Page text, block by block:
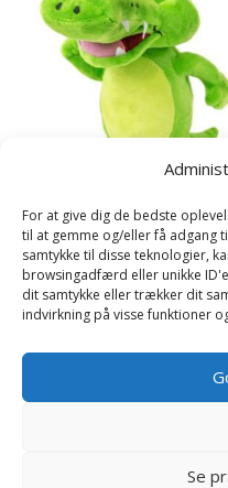
For at give dig de bedste
til at gemme og/eller få adgang
samtykke til disse teknologier,
browsingadfærd eller unikke
dit samtykke eller trækker dit
indvirkning på visse funktioner
Se
Arne Alligator –
Teddykompaniet
209kr.
Læs mere her